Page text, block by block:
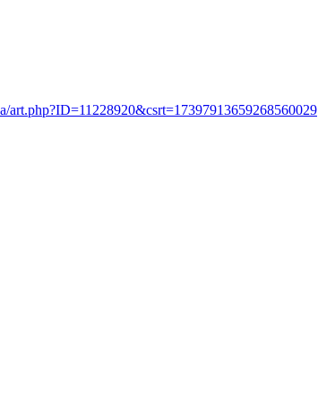
art.php?ID=11228920&csrt=17397913659268560029